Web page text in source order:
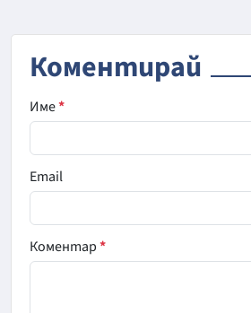
Коментирай
Име*
Email
Коментар*